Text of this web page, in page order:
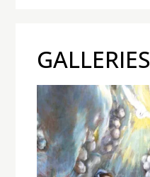
GALLERIES